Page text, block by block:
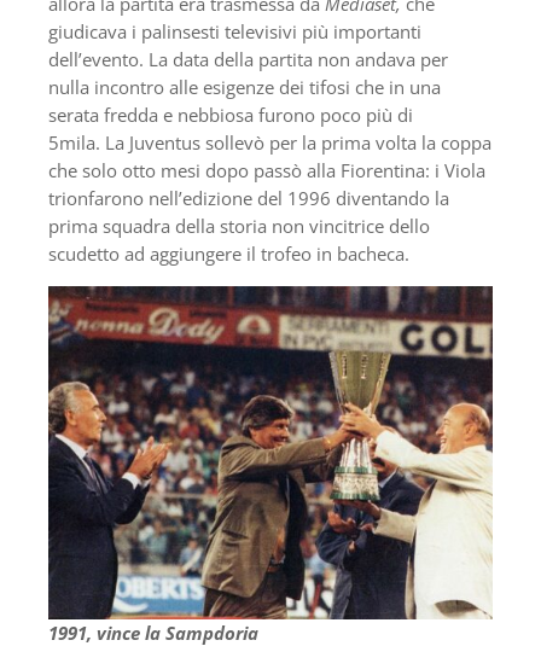
giudicava i palinsesti televisivi più importanti
dell’evento. La data della partita non andava per
nulla incontro alle esigenze dei tifosi che in una
serata fredda e nebbiosa furono poco più di
5mila. La Juventus sollevò per la prima volta la coppa
che solo otto mesi dopo passò alla Fiorentina: i Viola
trionfarono nell’edizione del 1996 diventando la
prima squadra della storia non vincitrice dello
scudetto ad aggiungere il trofeo in bacheca.
1991, vince la Sampdoria